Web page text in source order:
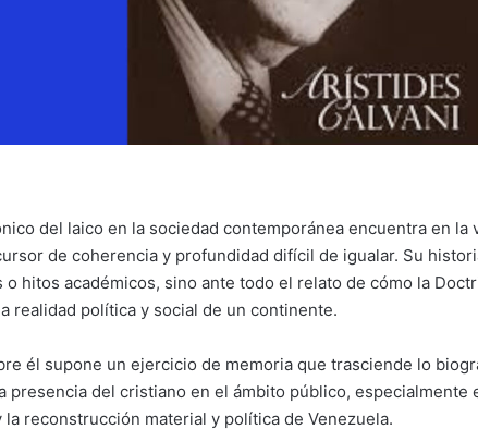
del laico en la sociedad contemporánea encuentra en la
de coherencia y profundidad difícil de igualar. Su
o hitos académicos, sino ante todo el relato de cómo la
realidad política y social de un continente.
él supone un ejercicio de memoria que trasciende lo
presencia del cristiano en el ámbito público, especialmente
reconstrucción material y política de Venezuela.